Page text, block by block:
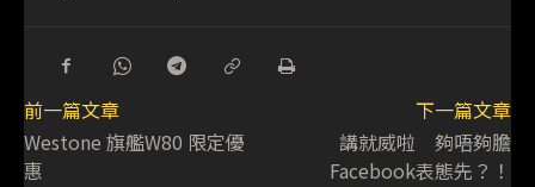
前一篇文章
Westone 旗艦W80 限定優
惠
下一篇文章
講就威啦 夠唔夠膽
Facebook表態先？！